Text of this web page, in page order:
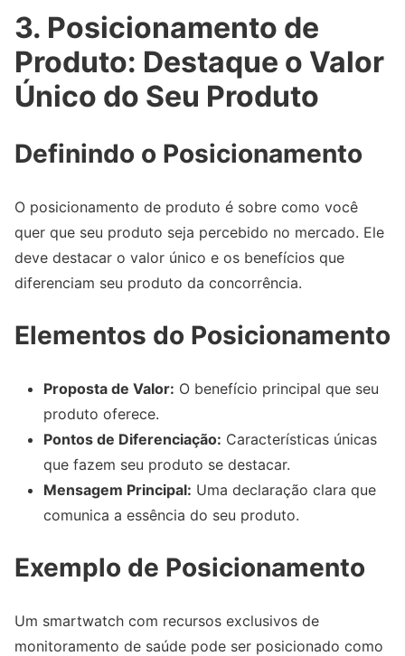
3. Posicionamento de
Produto: Destaque o Valor
Único do Seu Produto
Definindo o Posicionamento
O posicionamento de produto é sobre como você
quer que seu produto seja percebido no mercado. Ele
deve destacar o valor único e os benefícios que
diferenciam seu produto da concorrência.
Elementos do Posicionamento
Proposta de Valor: O benefício principal que seu
produto oferece.
Pontos de Diferenciação: Características únicas
que fazem seu produto se destacar.
Mensagem Principal: Uma declaração clara que
comunica a essência do seu produto.
Exemplo de Posicionamento
Um smartwatch com recursos exclusivos de
monitoramento de saúde pode ser posicionado como